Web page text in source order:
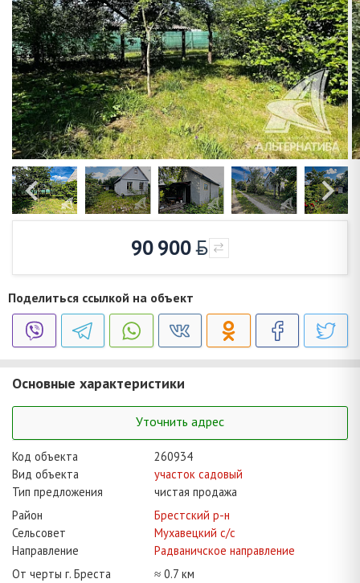
90 900
Поделиться ссылкой на объект
Основные характеристики
Уточнить адрес
Код объекта
260934
Вид объекта
участок садовый
Тип предложения
чистая продажа
Район
Брестский р-н
Сельсовет
Мухавецкий с/с
Направление
Радваничское направление
От черты г. Бреста
≈ 0.7 км